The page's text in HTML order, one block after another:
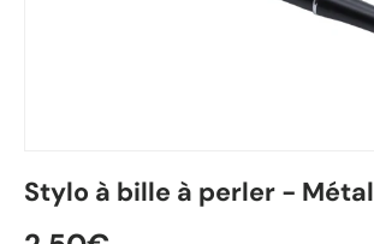
Stylo à bille à perler - Métal